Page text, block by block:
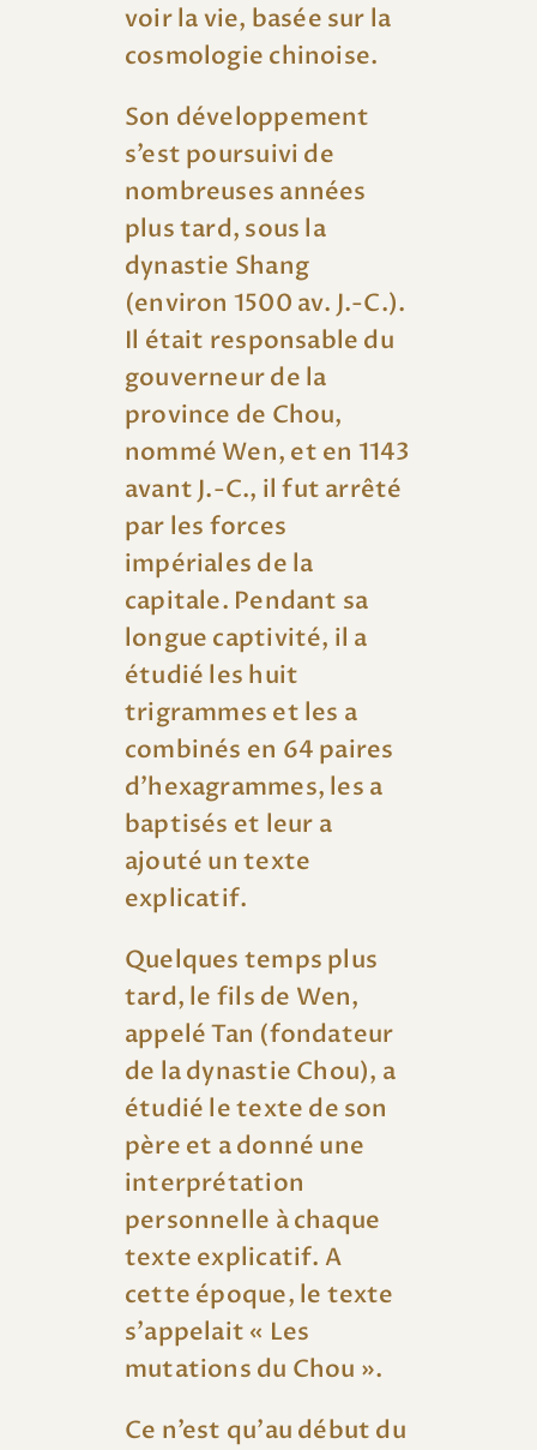
voir la vie, basée sur la
cosmologie chinoise.
Son développement
s’est poursuivi de
nombreuses années
plus tard, sous la
dynastie Shang
(environ 1500 av. J.-C.).
Il était responsable du
gouverneur de la
province de Chou,
nommé Wen, et en 1143
avant J.-C., il fut arrêté
par les forces
impériales de la
capitale. Pendant sa
longue captivité, il a
étudié les huit
trigrammes et les a
combinés en 64 paires
d’hexagrammes, les a
baptisés et leur a
ajouté un texte
explicatif.
Quelques temps plus
tard, le fils de Wen,
appelé Tan (fondateur
de la dynastie Chou), a
étudié le texte de son
père et a donné une
interprétation
personnelle à chaque
texte explicatif. A
cette époque, le texte
s’appelait « Les
mutations du Chou ».
Ce n’est qu’au début du